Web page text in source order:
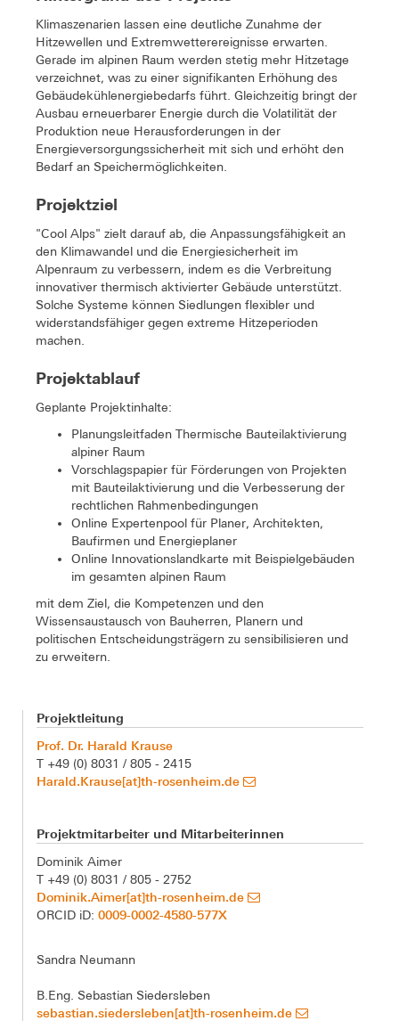
Klimaszenarien lassen eine deutliche Zunahme der
Hitzewellen und Extremwetterereignisse erwarten.
Gerade im alpinen Raum werden stetig mehr Hitzetage
verzeichnet, was zu einer signifikanten Erhöhung des
Gebäudekühlenergiebedarfs führt. Gleichzeitig bringt der
Ausbau erneuerbarer Energie durch die Volatilität der
Produktion neue Herausforderungen in der
Energieversorgungssicherheit mit sich und erhöht den
Bedarf an Speichermöglichkeiten.
Projektziel
"Cool Alps" zielt darauf ab, die Anpassungsfähigkeit an
den Klimawandel und die Energiesicherheit im
Alpenraum zu verbessern, indem es die Verbreitung
innovativer thermisch aktivierter Gebäude unterstützt.
Solche Systeme können Siedlungen flexibler und
widerstandsfähiger gegen extreme Hitzeperioden
machen.
Projektablauf
Geplante Projektinhalte:
Planungsleitfaden Thermische Bauteilaktivierung
alpiner Raum
Vorschlagspapier für Förderungen von Projekten
mit Bauteilaktivierung und die Verbesserung der
rechtlichen Rahmenbedingungen
Online Expertenpool für Planer, Architekten,
Baufirmen und Energieplaner
Online Innovationslandkarte mit Beispielgebäuden
im gesamten alpinen Raum
mit dem Ziel, die Kompetenzen und den
Wissensaustausch von Bauherren, Planern und
politischen Entscheidungsträgern zu sensibilisieren und
zu erweitern.
Projektleitung
Prof. Dr. Harald Krause
T +49 (0) 8031 / 805 - 2415
Harald.Krause[at]th-rosenheim.de
Projektmitarbeiter und Mitarbeiterinnen
Dominik Aimer
T +49 (0) 8031 / 805 - 2752
Dominik.Aimer[at]th-rosenheim.de
ORCID iD: 0009-0002-4580-577X
Sandra Neumann
B.Eng. Sebastian Siedersleben
sebastian.siedersleben[at]th-rosenheim.de